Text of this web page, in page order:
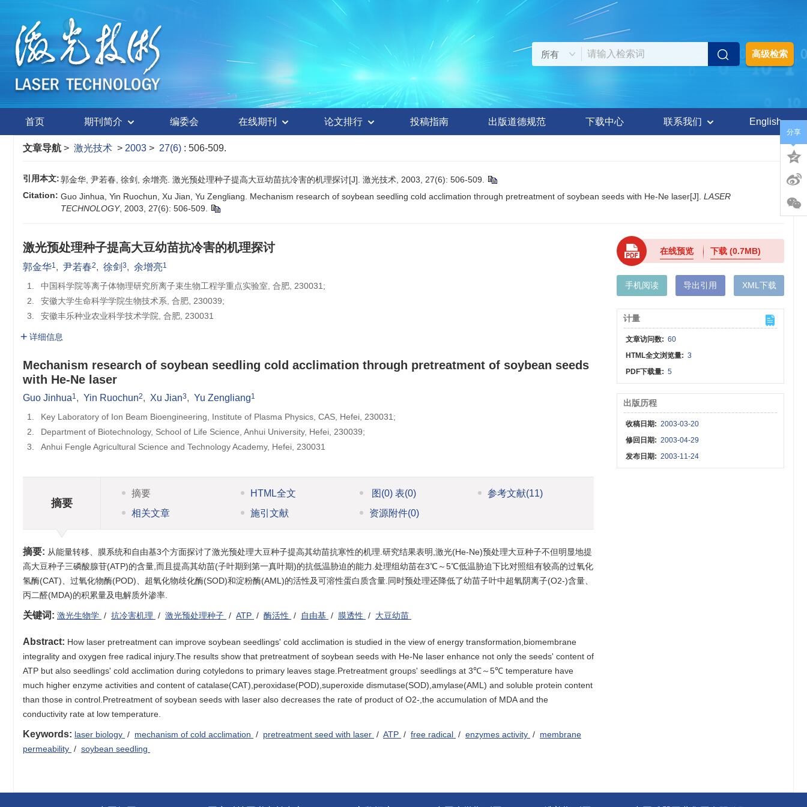
高级检索
首页 期刊简介 编委会 在线期刊 论文排行 投稿指南 出版道德规范 下载中心 联系我们 English
文章导航 > 激光技术 > 2003 > 27(6) : 506-509.
引用本文:郭金华, 尹若春, 徐剑, 余增亮. 激光预处理种子提高大豆幼苗抗冷害的机理探讨[J]. 激光技术, 2003, 27(6): 506-509.
Citation: Guo Jinhua, Yin Ruochun, Xu Jian, Yu Zengliang. Mechanism research of soybean seedling cold acclimation through pretreatment of soybean seeds with He-Ne laser[J]. LASER
TECHNOLOGY, 2003, 27(6): 506-509.
激光预处理种子提高大豆幼苗抗冷害的机理探讨
郭金华1, 尹若春2, 徐剑 3, 余增亮1
1.
中国科学院等离子体物理研究所离子束生物工程学重点实验室, 合肥, 230031;
2.
安徽大学生命科学学院生物技术系, 合肥, 230039;
3.
安徽丰乐种业农业科学技术学院, 合肥, 230031
详细信息
Mechanism research of soybean seedling cold acclimation through pretreatment of soybean seeds
with He-Ne laser
Guo Jinhua1, Yin Ruochun2, Xu Jian3, Yu Zengliang1
1.
Key Laboratory of Ion Beam Bioengineering, Institute of Plasma Physics, CAS, Hefei, 230031;
2.
Department of Biotechnology, School of Life Science, Anhui University, Hefei, 230039;
3.
Anhui Fengle Agricultural Science and Technology Academy, Hefei, 230031
摘要
摘要 HTML全文 图 (0)表(0) 参考文献(11)
相关文章
施引文献 资源附件(0)
摘要: 从能量转移、膜系统和自由基3个方面探讨了激光预处理大豆种子提高其幼苗抗寒性的机理.研究结果表明,激光(He-Ne)预处理大豆种子不但明显地提
高大豆种子三磷酸腺苷(ATP)的含量,而且提高其幼苗(子叶期到第一真叶期)的抗低温胁迫的能力.处理组幼苗在3℃～5℃低温胁迫下比对照组有较高的过氧化
氢酶(CAT)、过氧化物酶(POD)、超氧化物歧化酶(SOD)和淀粉酶(AML)的活性及可溶性蛋白质含量.同时预处理还降低了幼苗子叶中超氧阴离子(O2-)含量、
丙二醛(MDA)的积累量及电解质外渗率.
关键词: 激光生物学 / 抗冷害机理 / 激光预处理种子 / ATP / 酶活性 / 自由基 / 膜透性 / 大豆幼苗
Abstract: How laser pretreatment can improve soybean seedlings' cold acclimation is studied in the view of energy transformation,biomembrane
integrality and oxygen free radical injury.The results show that pretreatment of soybean seeds with He-Ne laser enhance not only the seeds' content of
ATP but also seedlings' cold acclimation during cotyledons to primary leaves stage.Pretreatment groups' seedlings at 3℃～5℃ temperature have
much higher enzyme activities and content of catalase(CAT),peroxidase(POD),superoxide dismutase(SOD),amylase(AML) and soluble protein content
than those in control.Pretreatment of soybean seeds with laser also decreases the rate of product of O2-,the accumulation of MDA and the
conductivity rate at low temperature.
Keywords: laser biology / mechanism of cold acclimation / pretreatment seed with laser / ATP / free radical / enzymes activity / membrane
permeability / soybean seedling
在线预览 下载(0.7MB)
手机阅读 导出引用 XML下载
计量
文章访问数: 60
HTML全文浏览量: 3
PDF下载量: 5
出版历程
收稿日期: 2003-03-20
修回日期: 2003-04-29
发布日期: 2003-11-24
分享